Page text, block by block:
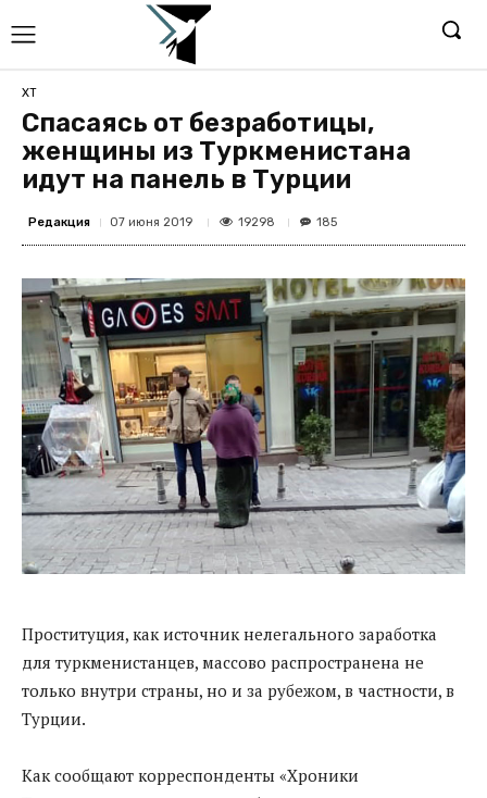
ХТ
Спасаясь от безработицы,
женщины из Туркменистана
идут на панель в Турции
Редакция 07 июня 2019 19298 185
Проституция, как источник нелегального заработка
для туркменистанцев, массово распространена не
только внутри страны, но и за рубежом, в частности, в
Турции.
Как сообщают корреспонденты «Хроники